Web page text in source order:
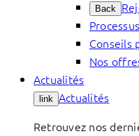
Back
Conseils
Nos
Actualités
link Actualités
Retrouvez nos